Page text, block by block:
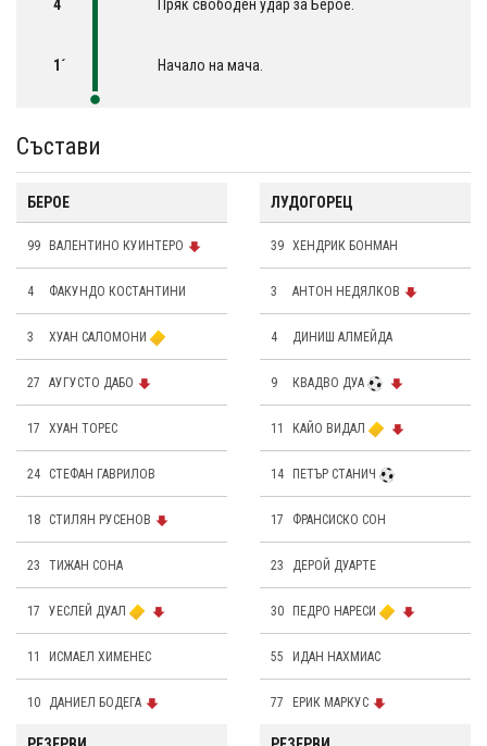
4´ Пряк свободен удар за Берое.
1´ Начало на мача.
Състави
БЕРОЕ
99 ВАЛЕНТИНО КУИНТЕРО
4 ФАКУНДО КОСТАНТИНИ
3 ХУАН САЛОМОНИ
27 АУГУСТО ДАБО
17 ХУАН ТОРЕС
24 СТЕФАН ГАВРИЛОВ
18 СТИЛЯН РУСЕНОВ
23 ТИЖАН СОНА
17 УЕСЛЕЙ ДУАЛ
11 ИСМАЕЛ ХИМЕНЕС
10 ДАНИЕЛ БОДЕГА
ЛУДОГОРЕЦ
39 ХЕНДРИК БОНМАН
3 АНТОН НЕДЯЛКОВ
4 ДИНИШ АЛМЕЙДА
9 КВАДВО ДУА
11 КАЙО ВИДАЛ
14 ПЕТЪР СТАНИЧ
17 ФРАНСИСКО СОН
23 ДЕРОЙ ДУАРТЕ
30 ПЕДРО НАРЕСИ
55 ИДАН НАХМИАС
77 ЕРИК МАРКУС